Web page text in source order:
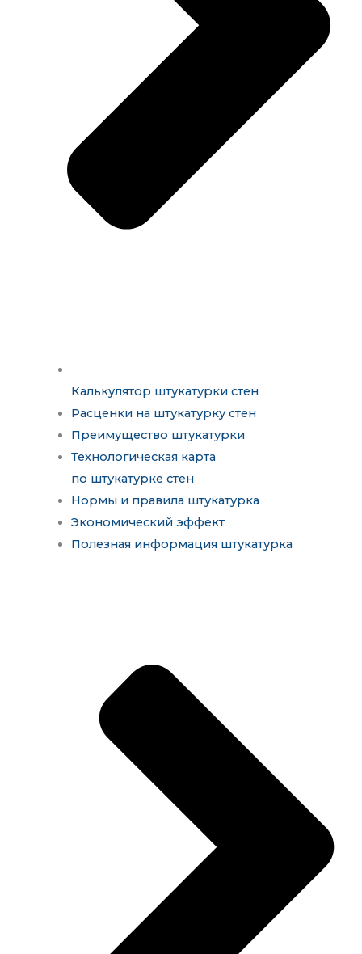
Калькулятор штукатурки стен
Расценки на штукатурку стен
Преимущество штукатурки
Технологическая карта
по штукатурке стен
Нормы и правила штукатурка
Экономический эффект
Полезная информация штукатурка